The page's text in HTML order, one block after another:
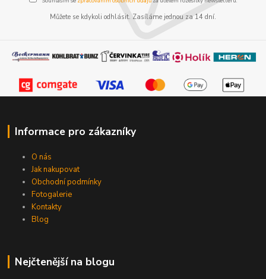
Můžete se kdykoli odhlásit. Zasíláme jednou za 14 dní.
Informace pro zákazníky
O nás
Jak nakupovat
Obchodní podmínky
Fotogalerie
Kontakty
Blog
Nejčtenější na blogu